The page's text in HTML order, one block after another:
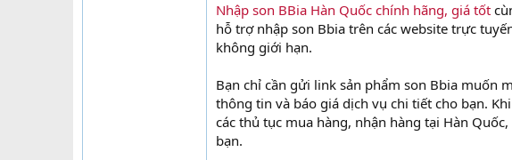
Nhập son BBia Hàn Quốc chính hãng, giá tốt
hỗ trợ nhập son Bbia trên các website trực
không giới hạn.
Bạn chỉ cần gửi link sản phẩm son Bbia muốn
thông tin và báo giá dịch vụ chi tiết cho bạn.
các thủ tục mua hàng, nhận hàng tại Hàn
bạn.